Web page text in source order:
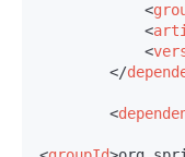
<
<
<
</
<